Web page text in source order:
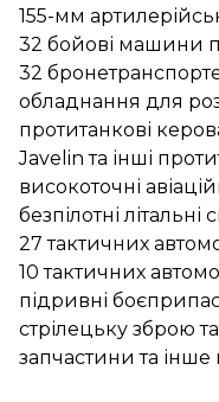
155-мм
32 бойові машини
32
обладнання для
протитанкові
Javelin та інші
високоточні
безпілотні
27 тактичних
10 тактичних
підривні
стрілецьку зброю
запчастини та